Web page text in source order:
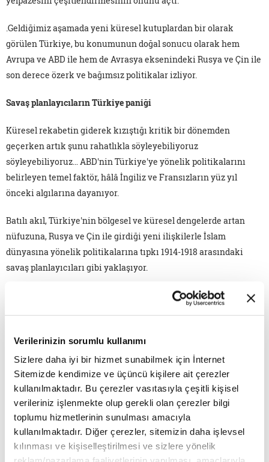
Verilerinizin sorumlu kullanımı
Sizlere daha iyi bir hizmet sunabilmek için İnternet
Sitemizde kendimize ve üçüncü kişilere ait çerezler
kullanılmaktadır. Bu çerezler vasıtasıyla çeşitli kişisel
verileriniz işlenmekte olup gerekli olan çerezler bilgi
toplumu hizmetlerinin sunulması amacıyla
kullanılmaktadır. Diğer çerezler, sitemizin daha işlevsel
kılınması ve kişiselleştirilmesi ve sizlere yönelik
.Geldiğimiz aşamada yeni küresel kutuplardan bir olarak
görülen Türkiye, bu konumunun doğal sonucu olarak hem
Avrupa ve ABD ile hem de Avrasya eksenindeki Rusya ve Çin ile
son derece özerk ve bağımsız politikalar izliyor.
Savaş planlayıcıların Türkiye paniği
Küresel rekabetin giderek kızıştığı kritik bir dönemden
geçerken artık şunu rahatlıkla söyleyebiliyoruz
söyleyebiliyoruz… ABD'nin Türkiye'ye yönelik politikalarını
belirleyen temel faktör, hâlâ İngiliz ve Fransızların yüz yıl
önceki algılarına dayanıyor.
Batılı akıl, Türkiye'nin bölgesel ve küresel dengelerde artan
nüfuzuna, Rusya ve Çin ile girdiği yeni ilişkilerle İslam
dünyasına yönelik politikalarına tıpkı 1914-1918 arasındaki
savaş planlayıcıları gibi yaklaşıyor.
Emperyal güçler bir asır önce Osmanlı'nın direnişinden nasıl
benzer bir panik içindeler.
Mısır'da darbe yaparak, Suriye'deki iç savaşı derinleştirerek,
İhvan-ı Müslimin yerine DEAŞ'ı öne çıkararak, Kürt-Türk
ittifakını bozmaya çalışarak ve Rusya ile jet krizini
tezgâhlayarak Türkiye'yi hedef alan karşı devrim sürecini
başlattılar.